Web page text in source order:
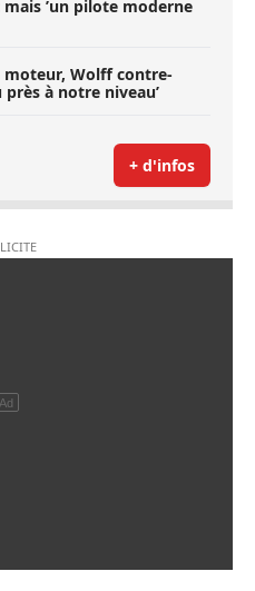
mais ’un pilote moderne
moteur, Wolff contre-
à notre niveau’
+ d'infos